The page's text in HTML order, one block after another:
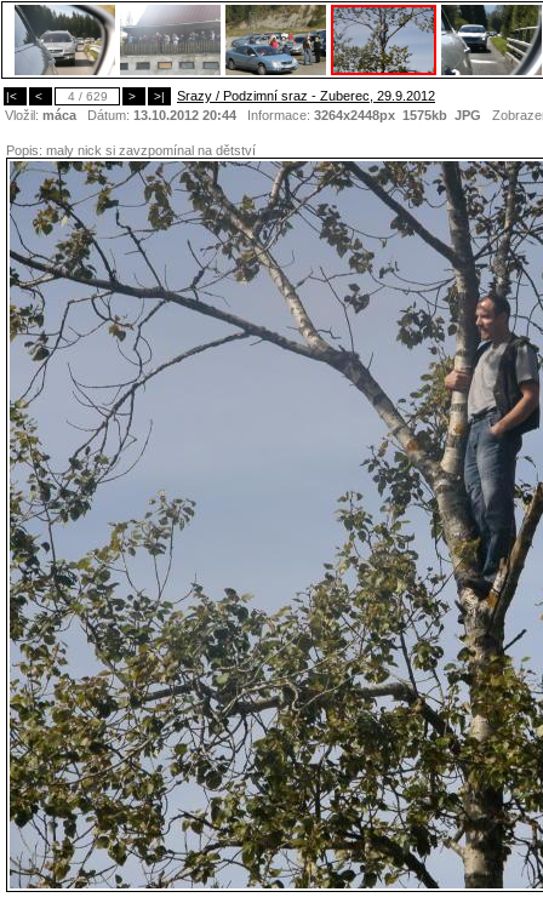
|< < 4 / 629 > >|
Srazy / Podzimní sraz - Zuberec, 29.9.2012
Vložil: máca Dátum: 13.10.2012 20:44 Informace: 3264x2448px 1575kb JPG
Popis: maly nick si zavzpomínal na dětství